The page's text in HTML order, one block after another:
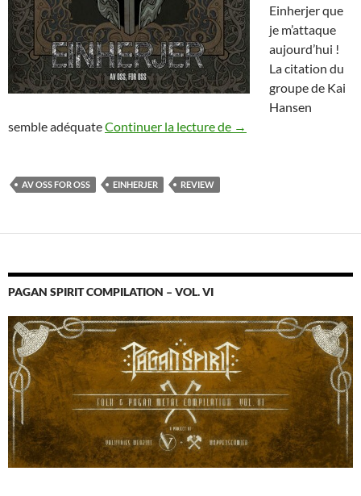
Einherjer que
je m’attaque
aujourd’hui !
La citation du
groupe de Kai
Hansen
semble adéquateContinuer la lecture de EINHERJER – AV OSS,
→
AV OSS FOR OSS EINHERJER REVIEW
PAGAN SPIRIT COMPILATION – VOL. VI